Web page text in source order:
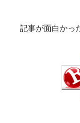
記事が面白かっ